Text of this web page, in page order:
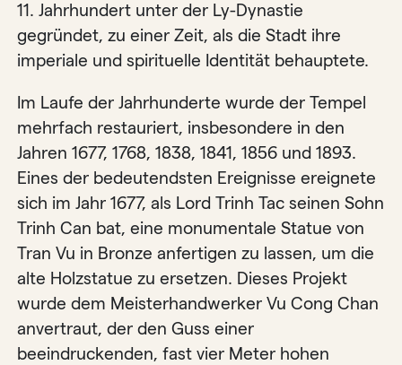
11. Jahrhundert unter der Ly-Dynastie
gegründet, zu einer Zeit, als die Stadt ihre
imperiale und spirituelle Identität behauptete.
Im Laufe der Jahrhunderte wurde der Tempel
mehrfach restauriert, insbesondere in den
Jahren 1677, 1768, 1838, 1841, 1856 und 1893.
Eines der bedeutendsten Ereignisse ereignete
sich im Jahr 1677, als Lord Trinh Tac seinen Sohn
Trinh Can bat, eine monumentale Statue von
Tran Vu in Bronze anfertigen zu lassen, um die
alte Holzstatue zu ersetzen. Dieses Projekt
wurde dem Meisterhandwerker Vu Cong Chan
anvertraut, der den Guss einer
beeindruckenden, fast vier Meter hohen